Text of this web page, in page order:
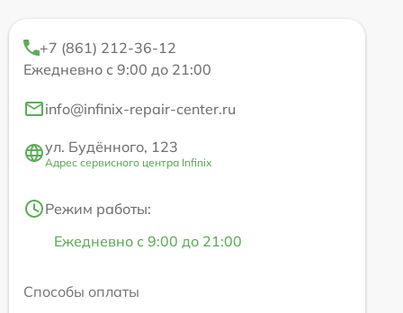
+7 (861) 212-36-12
Ежедневно с 9:00 до 21:00
info@infinix-repair-center.ru
ул. Будённого, 123
Адрес сервисного центра Infinix
Режим работы:
Ежедневно с 9:00 до 21:00
Способы оплаты